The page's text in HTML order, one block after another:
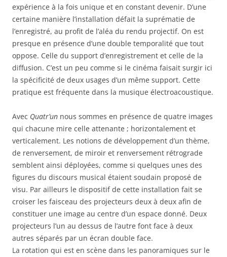
expérience à la fois unique et en constant devenir. D’une
certaine manière l’installation défait la suprématie de
l’enregistré, au profit de l’aléa du rendu projectif. On est
presque en présence d’une double temporalité que tout
oppose. Celle du support d’enregistrement et celle de la
diffusion. C’est un peu comme si le cinéma faisait surgir ici
la spécificité de deux usages d’un même support. Cette
pratique est fréquente dans la musique électroacoustique.
Avec Quatr’un nous sommes en présence de quatre images
qui chacune mire celle attenante ; horizontalement et
verticalement. Les notions de développement d’un thème,
de renversement, de miroir et renversement rétrograde
semblent ainsi déployées, comme si quelques unes des
figures du discours musical étaient soudain proposé de
visu. Par ailleurs le dispositif de cette installation fait se
croiser les faisceau des projecteurs deux à deux afin de
constituer une image au centre d’un espace donné. Deux
projecteurs l’un au dessus de l’autre font face à deux
autres séparés par un écran double face.
La rotation qui est en scène dans les panoramiques sur le